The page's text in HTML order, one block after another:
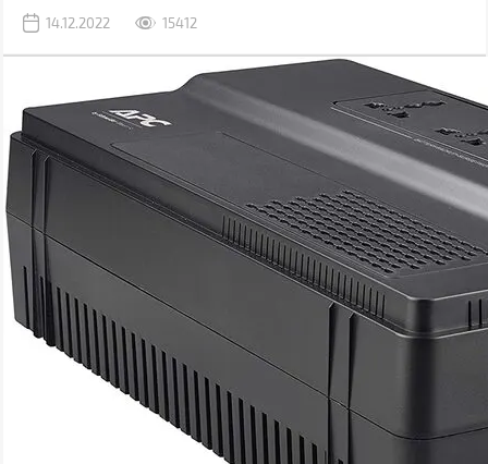
список, куди увійшли як товари першої необхідності, так і корисні
протягнути.
14.12.2022 15412